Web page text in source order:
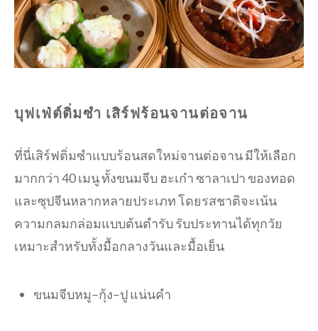
บุฟเฟ่ต์ติ่มซำ เสิร์ฟร้อนจานต่อจาน
ที่นี่เสิร์ฟติ่มซำแบบร้อนสดใหม่จานต่อจาน มีให้เลือก
มากกว่า 40 เมนู ทั้งขนมจีบ ฮะเก๋า ซาลาเปา ของทอด
และซุปจีนหลากหลายประเภท โดยรสชาติจะเน้น
ความกลมกล่อมแบบต้นตำรับ รับประทานได้ทุกวัย
เหมาะสำหรับทั้งมื้อกลางวันและมื้อเย็น
ขนมจีบหมู–กุ้ง–ปู แน่นคำ